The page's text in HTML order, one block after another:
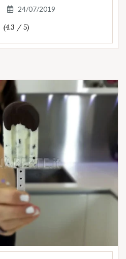
24/07/2019
(4.3 / 5)